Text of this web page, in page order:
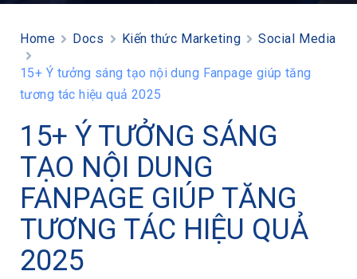
Home Docs Kiến thức Marketing Social Media
15+ Ý tưởng sáng tạo nội dung Fanpage giúp tăng
tương tác hiệu quả 2025
15+ Ý TƯỞNG SÁNG
TẠO NỘI DUNG
FANPAGE GIÚP TĂNG
TƯƠNG TÁC HIỆU QUẢ
2025